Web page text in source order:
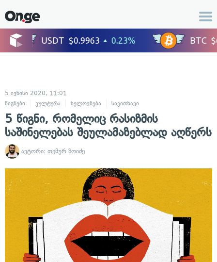
5 ივნისი 2020, 11:01
წიგნები
კულტურა ხელოვნება საკითხავი
5 წიგნი, რომელიც რასიზმის
საშინელებას შეულამაზებლად აღწერს
ავტორი: თემურ ზოიძე